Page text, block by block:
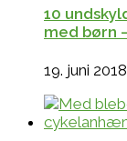
10
med børn
19. juni 2018